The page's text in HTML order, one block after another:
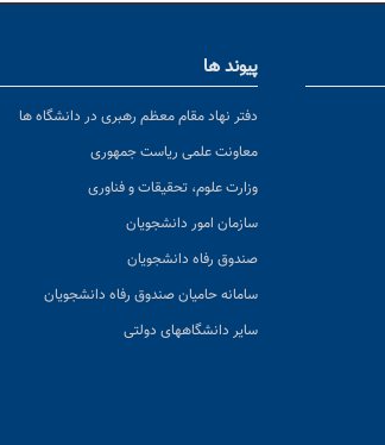
پیوند ها
دفتر نهاد مقام معظم رهبری در دانشگاه ها
معاونت علمی ریاست جمهوری
وزارت علوم، تحقیقات و فناوری
سازمان امور دانشجویان
صندوق رفاه دانشجویان
سامانه حامیان صندوق رفاه دانشجویان
سایر دانشگاههای دولتی